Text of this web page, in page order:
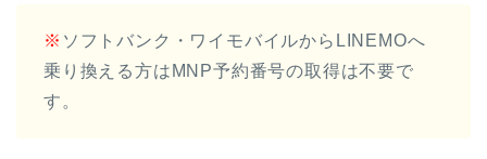
※ ソフトバンク・ワイモバイルからLINEMOへ
乗り換える方はMNP予約番号の取得は不要で
す。